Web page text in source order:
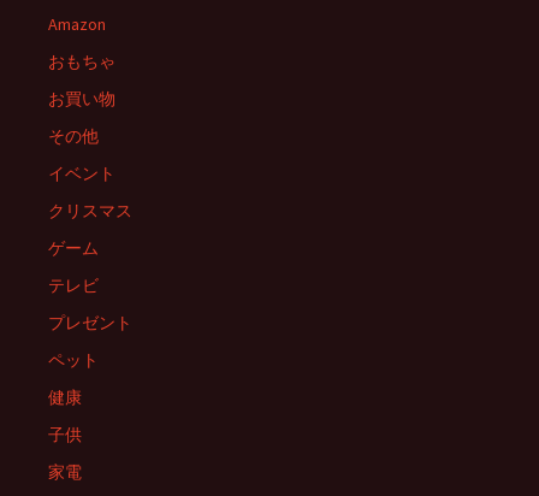
ゲ
ー
シ
ョ
ン
Amazon
おもちゃ
お買い物
その他
イベント
クリスマス
ゲーム
テレビ
プレゼント
ペット
健康
子供
家電